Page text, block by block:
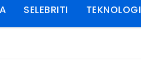
SELEBRITI TEKNOLOGI